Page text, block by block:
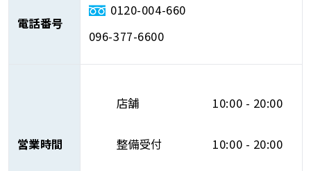
電話番号
0120-004-660
096-377-6600
営業時間
店舗 10:00 - 20:00
整備受付 10:00 - 20:00